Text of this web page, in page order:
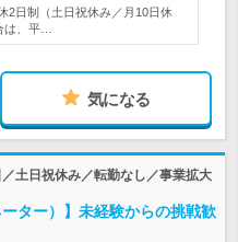
2日制（土日祝休み／月10日休
は、平…
気になる
土日祝休み／転勤なし／事業拡大
ター）】未経験からの挑戦歓